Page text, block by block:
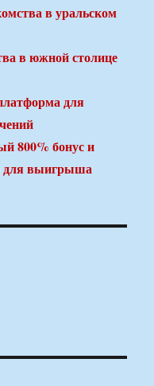
в уральском
в южной столице
для
800% бонус и
для выигрыша